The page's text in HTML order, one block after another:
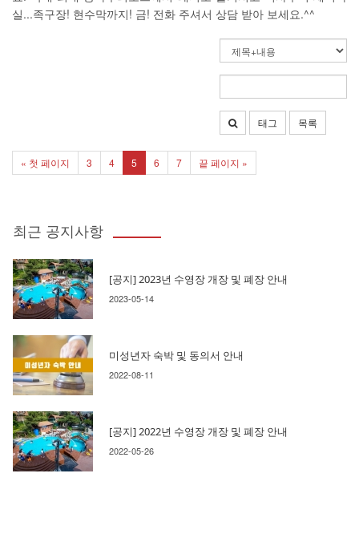
실...족구장! 현수막까지! 금! 전화 주셔서 상담 받아 보세요.^^
태그 목록
« 첫 페이지 3 4 5 6 7 끝 페이지 »
최근 공지사항
[공지] 2023년 수영장 개장 및 폐장 안내
2023-05-14
미성년자 숙박 및 동의서 안내
2022-08-11
[공지] 2022년 수영장 개장 및 폐장 안내
2022-05-26